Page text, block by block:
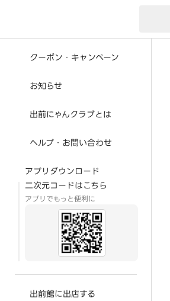
クーポン・キャンペーン
お知らせ
出前にゃんクラブとは
ヘルプ・お問い合わせ
アプリダウンロード
二次元コードはこちら
アプリでもっと便利に
出前館に出店する